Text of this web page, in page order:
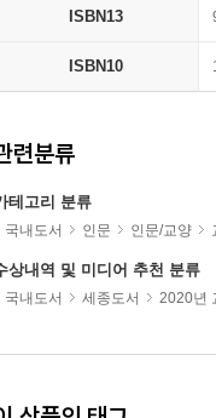
ISBN13
ISBN10
련분류
테고리 분류
국내도서 인문 인문/교양
상내역 및 미디어 추천 분류
국내도서 세종도서 2020년